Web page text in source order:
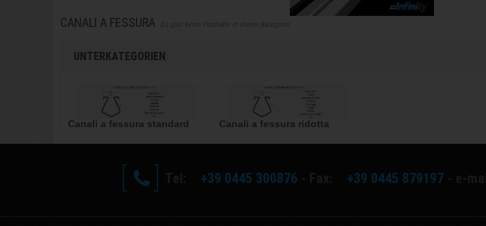
CANALI A FESSURA
UNTERKATEGORIEN
Canali a fessura standard Canali a fessura ridotta
+39 0445 300876 +39 0445 879197